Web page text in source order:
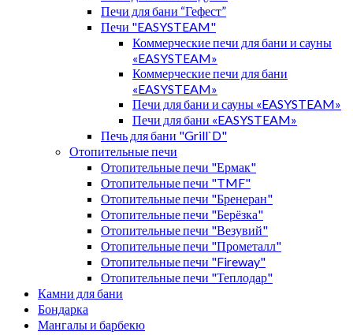
Печи для бани “Гефест”
Печи "EASYSTEAM"
Коммерческие печи для бани и сауны
«EASYSTEAM»
Коммерческие печи для бани
«EASYSTEAM»
Печи для бани и сауны «EASYSTEAM»
Печи для бани «EASYSTEAM»
Печь для бани "Grill`D"
Отопительные печи
Отопительные печи "Ермак"
Отопительные печи "TMF"
Отопительные печи "Бренеран"
Отопительные печи "Берёзка"
Отопительные печи "Везувий"
Отопительные печи "Прометалл"
Отопительные печи "Fireway"
Отопительные печи "Теплодар"
Камни для бани
Бондарка
Мангалы и барбекю